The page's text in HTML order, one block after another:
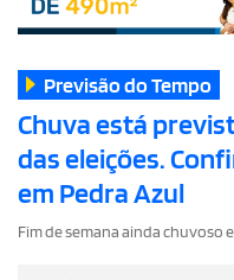
Previsão do Tempo
Chuva está
das eleições.
em Pedra Azul
Fim de semana ainda chuvoso